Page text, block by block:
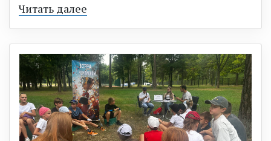
Читать далее